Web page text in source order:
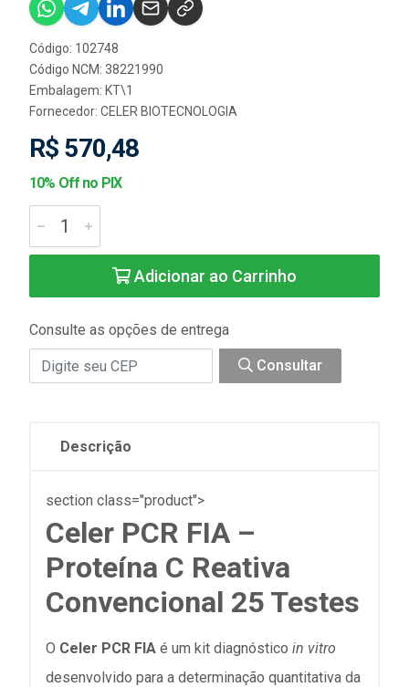
Código: 102748
Código NCM: 38221990
Embalagem: KT\1
Fornecedor: CELER BIOTECNOLOGIA
R$ 570,48
10% Off no PIX
Adicionar ao Carrinho
Consulte as opções de entrega
Consultar
Descrição
section class="product">
Celer PCR FIA –
Proteína C Reativa
Convencional 25 Testes
O Celer PCR FIA é um kit diagnóstico in vitro
desenvolvido para a determinação quantitativa da